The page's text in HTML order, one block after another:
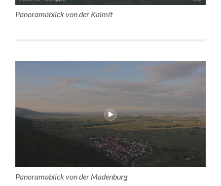
Panoramablick von der Kalmit
Panoramablick von der Madenburg